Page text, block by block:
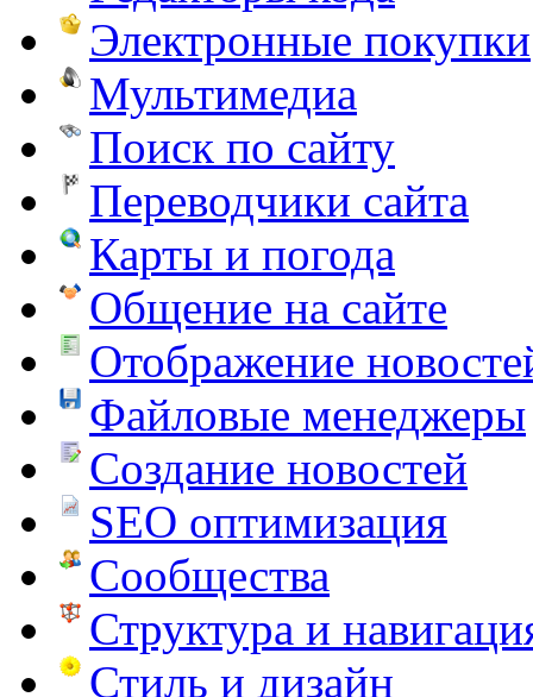
Электронные покупки
Мультимедиа
Поиск по сайту
Переводчики сайта
Карты и погода
Общение на сайте
Отображение
Файловые менеджеры
Создание новостей
SEO оптимизация
Сообщества
Структура и
Стиль и дизайн